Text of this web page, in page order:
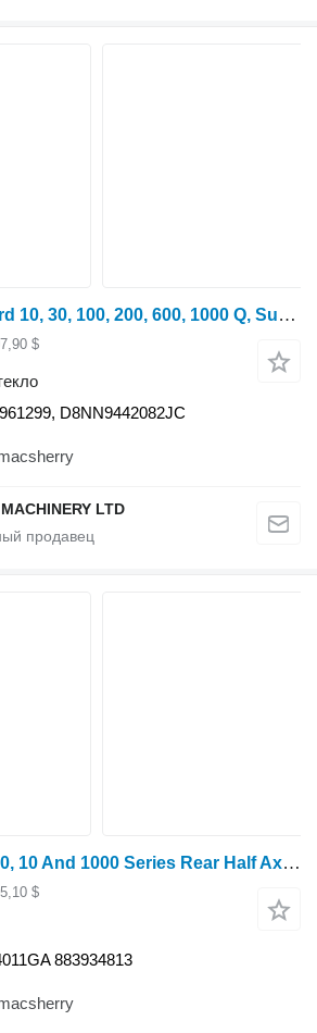
Заднее стекло Ford 10, 30, 100, 200, 600, 1000 Q, Super Q Cab Rear Window Back Rubb E7NN9442082BA для трактора колесного
$
D8NN9442082JC
LTD
Полуось Ford 6600, 10 And 1000 Series Rear Half Axle Complete Lhs D0nn4013a, D0NN4013A для трактора колесного 7610
$
883934813